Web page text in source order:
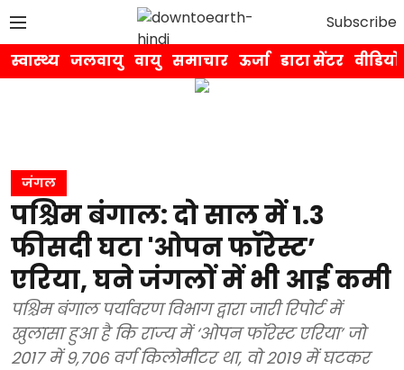
Subscribe
स्वास्थ्य जलवायु वायु समाचार ऊर्जा डाटा सेंटर वीडियो
जंगल
पश्चिम बंगाल: दो साल में 1.3
फीसदी घटा 'ओपन फॉरेस्ट’
एरिया, घने जंगलों में भी आई कमी
पश्चिम बंगाल पर्यावरण विभाग द्वारा जारी रिपोर्ट में
खुलासा हुआ है कि राज्य में ‘ओपन फॉरेस्ट एरिया’ जो
2017 में 9,706 वर्ग किलोमीटर था, वो 2019 में घटकर